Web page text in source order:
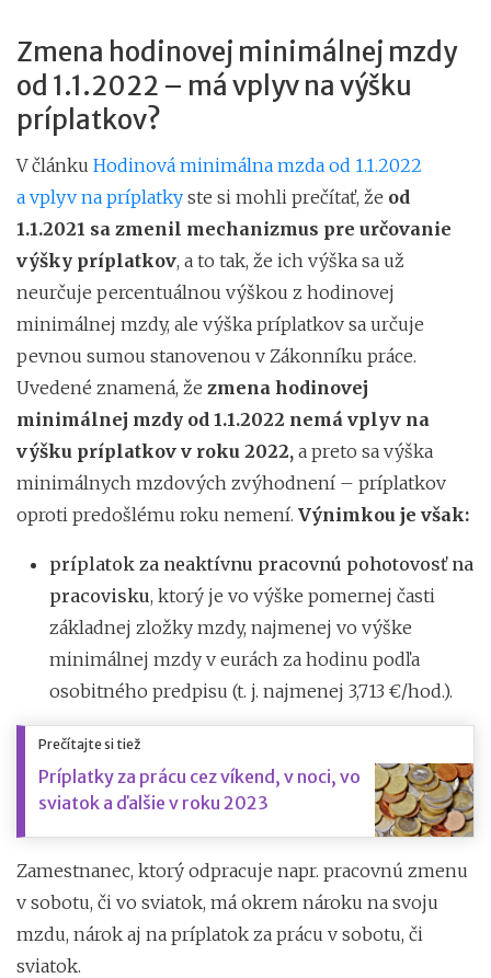
Zmena hodinovej minimálnej mzdy
od 1.1.2022 – má vplyv na výšku
príplatkov?
V článku Hodinová minimálna mzda od 1.1.2022
a vplyv na príplatky ste si mohli prečítať, že od
1.1.2021 sa zmenil mechanizmus pre určovanie
výšky príplatkov, a to tak, že ich výška sa už
neurčuje percentuálnou výškou z hodinovej
minimálnej mzdy, ale výška príplatkov sa určuje
pevnou sumou stanovenou v Zákonníku práce.
Uvedené znamená, že zmena hodinovej
minimálnej mzdy od 1.1.2022 nemá vplyv na
výšku príplatkov v roku 2022, a preto sa výška
minimálnych mzdových zvýhodnení – príplatkov
oproti predošlému roku nemení. Výnimkou je však:
príplatok za neaktívnu pracovnú pohotovosť na
pracovisku, ktorý je vo výške pomernej časti
základnej zložky mzdy, najmenej vo výške
minimálnej mzdy v eurách za hodinu podľa
osobitného predpisu (t. j. najmenej 3,713 €/hod.).
Prečítajte si tiež
Príplatky za prácu cez víkend, v noci, vo
sviatok a ďalšie v roku 2023
Zamestnanec, ktorý odpracuje napr. pracovnú zmenu
v sobotu, či vo sviatok, má okrem nároku na svoju
mzdu, nárok aj na príplatok za prácu v sobotu, či
sviatok.